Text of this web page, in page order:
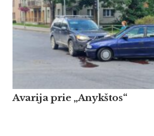
Avarija prie „Anykštos“